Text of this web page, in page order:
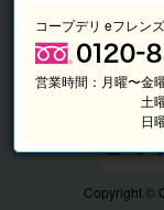
Copyright ©
コープデリ eフレン
営業時間： 月曜〜金
土
日